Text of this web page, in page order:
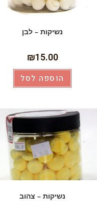
נשיקות – לבן
₪15.00
הוספה לסל
נשיקות – צהוב